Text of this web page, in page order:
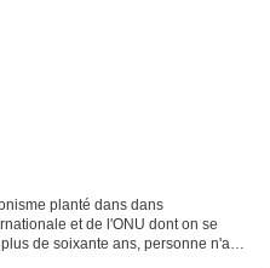
planté dans dans
et de l'ONU dont on se
de soixante ans, personne n'a